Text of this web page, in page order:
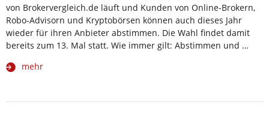
von Brokervergleich.de läuft und Kunden von Online-Brokern,
Robo-Advisorn und Kryptobörsen können auch dieses Jahr
wieder für ihren Anbieter abstimmen. Die Wahl findet damit
bereits zum 13. Mal statt. Wie immer gilt: Abstimmen und …
mehr